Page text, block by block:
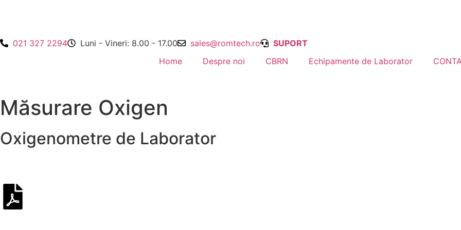
021 327 2294 Luni - Vineri: 8.00 - 17.00 sales@romtech.ro
SUPORT
Home
Despre noi CBRN Echipamente de Laborator
Măsurare Oxigen
Oxigenometre de Laborator